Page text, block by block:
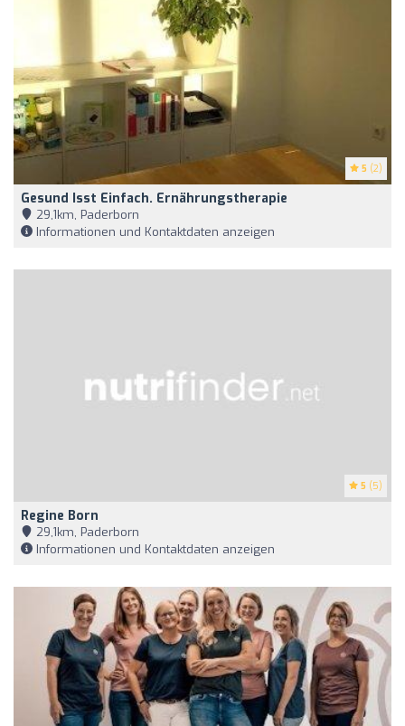
5 (2)
Gesund Isst Einfach. Ernährungstherapie
29,1km, Paderborn
Informationen und Kontaktdaten anzeigen
5 (5)
Regine Born
29,1km, Paderborn
Informationen und Kontaktdaten anzeigen